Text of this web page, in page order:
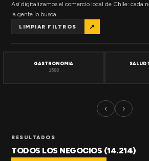
Así digitalizamos el comercio local de Chile: cada
la gente lo busca.
LIMPIAR FILTROS ↗
GASTRONOMIA
1508
SALUD
‹ ›
RESULTADOS
TODOS LOS NEGOCIOS (14.214)